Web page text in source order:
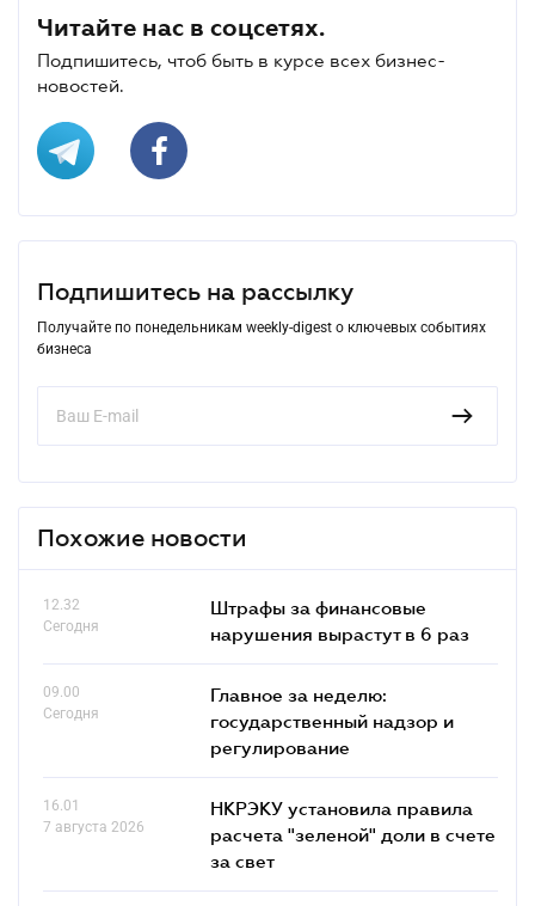
Читайте нас в соцсетях.
Подпишитесь, чтоб быть в курсе всех бизнес-
новостей.
Подпишитесь на рассылку
Получайте по понедельникам weekly-digest о ключевых событиях
бизнеса
Похожие новости
12.32
Сегодня
Штрафы за финансовые
нарушения вырастут в 6 раз
09.00
Сегодня
Главное за неделю:
государственный надзор и
регулирование
16.01
7 августа 2026
НКРЭКУ установила правила
расчета "зеленой" доли в счете
за свет